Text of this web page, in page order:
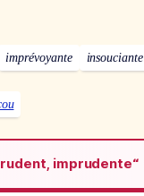
imprévoyante insouciante
imprudente“